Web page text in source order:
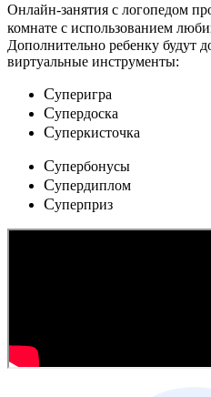
Онлайн-занятия с логопедом
комнате с использованием
Дополнительно ребенку будут
виртуальные инструменты:
Cуперигра
Cупердоска
Cуперкисточка
Cупербонусы
Cупердиплом
Cуперприз